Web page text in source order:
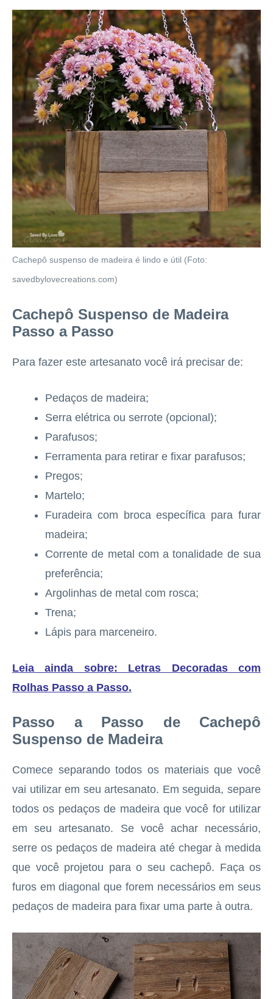
Cachepô suspenso de madeira é lindo e útil (Foto:
savedbylovecreations.com)
Cachepô Suspenso de Madeira
Passo a Passo
Para fazer este artesanato você irá precisar de:
Pedaços de madeira;
Serra elétrica ou serrote (opcional);
Parafusos;
Ferramenta para retirar e fixar parafusos;
Pregos;
Martelo;
Furadeira com broca específica para furar
madeira;
Corrente de metal com a tonalidade de sua
preferência;
Argolinhas de metal com rosca;
Trena;
Lápis para marceneiro.
Leia ainda sobre: Letras Decoradas com
Rolhas Passo a Passo.
Passo a Passo de Cachepô
Suspenso de Madeira
Comece separando todos os materiais que você
vai utilizar em seu artesanato. Em seguida, separe
todos os pedaços de madeira que você for utilizar
em seu artesanato. Se você achar necessário,
serre os pedaços de madeira até chegar à medida
que você projetou para o seu cachepô. Faça os
furos em diagonal que forem necessários em seus
pedaços de madeira para fixar uma parte à outra.